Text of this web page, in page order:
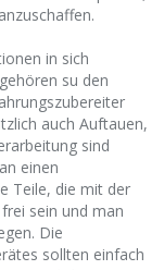
in sich
su den
auch Auftauen,
sind
einen
Teile, die mit der
frei sein und man
Die
sollten einfach